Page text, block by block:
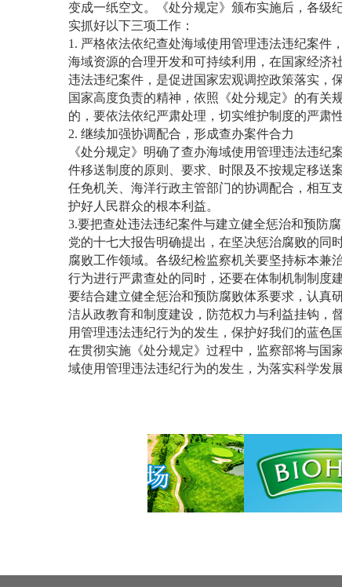
变成一纸空文。《处分规定》颁布实施后，各级
实抓好以下三项工作：
1. 严格依法依纪查处海域使用管理违法违纪案件
海域资源的合理开发和可持续利用，在国家经济
违法违纪案件，是促进国家宏观调控政策落实，
国家高度负责的精神，依照《处分规定》的有关
的，要依法依纪严肃处理，切实维护制度的严肃性
2. 继续加强协调配合，形成查办案件合力
《处分规定》明确了查办海域使用管理违法违
件移送制度的原则、要求、时限及不按规定移送
任免机关、海洋行政主管部门的协调配合，相互
护好人民群众的根本利益。
3.要把查处违法违纪案件与建立健全惩治和预防
党的十七大报告明确提出，在坚决惩治腐败的同
腐败工作领域。各级纪检监察机关要坚持标本兼
行为进行严肃查处的同时，还要在体制机制制度
要结合建立健全惩治和预防腐败体系要求，认真
洁从政教育和制度建设，防范权力与利益挂钩，
用管理违法违纪行为的发生，保护好我们的蓝色国
在贯彻实施《处分规定》过程中，监察部将与国
域使用管理违法违纪行为的发生，为落实科学发